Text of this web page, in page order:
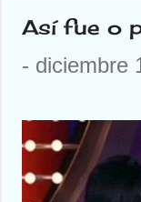
a
a
s
Así fue o
- diciembre